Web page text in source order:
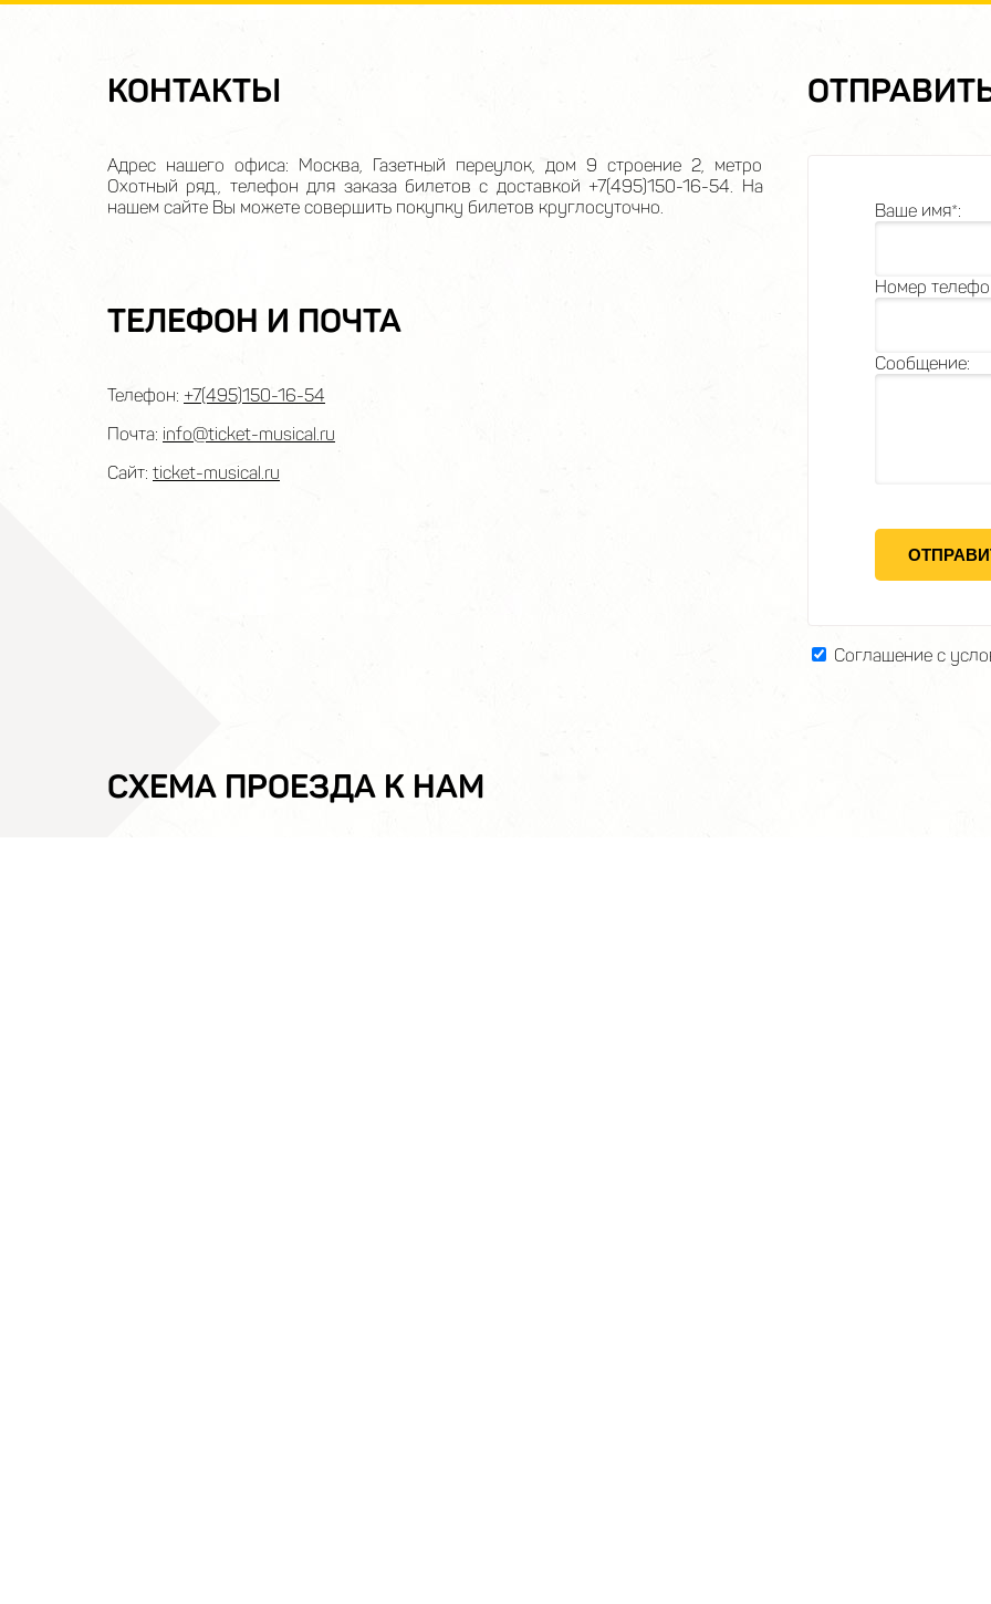
КОНТАКТЫ
Адрес нашего офиса: Москва, Газетный переулок, дом 9 строение 2, метро
Охотный ряд., телефон для заказа билетов с доставкой +7(495)150-16-54. На
нашем сайте Вы можете совершить покупку билетов круглосуточно.
ТЕЛЕФОН И ПОЧТА
Телефон: +7(495)150-16-54
Почта: info@ticket-musical.ru
Сайт: ticket-musical.ru
Ваше имя*:
Номер
Сообщение:
Соглашение с
СХЕМА ПРОЕЗДА К НАМ